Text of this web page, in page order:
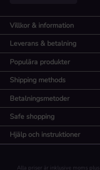
Villkor & information
Leverans & betalning
Populära produkter
Betalningsmetoder
Shipping methods
Safe shopping
Hjälp och instruktioner
Alla priser är inklusive moms plus